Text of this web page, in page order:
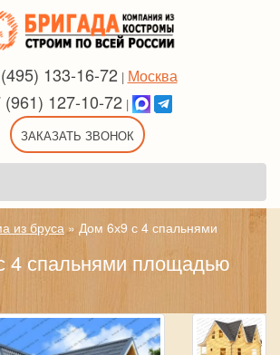
133-16-72 | Москва
(961) 127-10-72 |
ЗАКАЗАТЬ ЗВОНОК
из бруса » Дом 6х9 с 4 спальнями
4 спальнями площадью